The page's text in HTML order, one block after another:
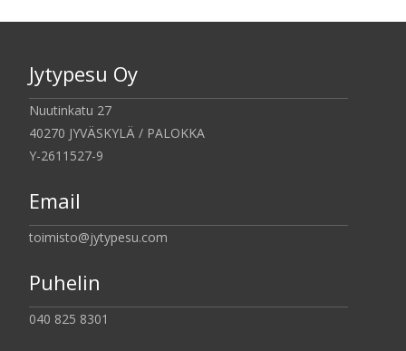
Jytypesu Oy
Nuutinkatu 27
40270 JYVÄSKYLÄ / PALOKKA
Y-2611527-9
Email
toimisto@jytypesu.com
Puhelin
040 825 8301